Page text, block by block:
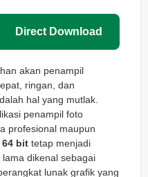
Direct Download
akan penampil
ringan, dan
hal yang mutlak.
penampil foto
profesional maupun
64 bit tetap menjadi
dikenal sebagai
lunak grafik yang